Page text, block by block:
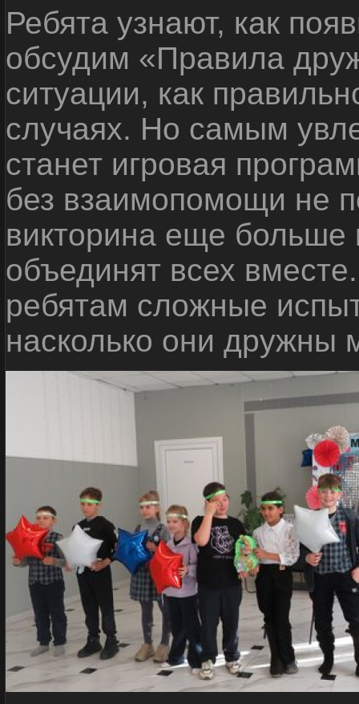
Ребята узнают, как
обсудим «Правила
ситуации, как
случаях. Но самым
станет игровая
без взаимопомощи не
викторина еще
объединят всех
ребятам сложные
насколько они дружны